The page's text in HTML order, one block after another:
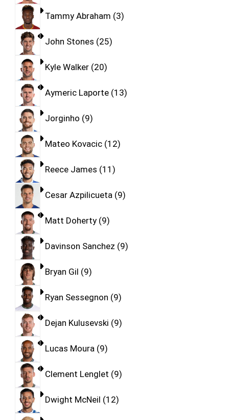
Tammy Abraham 3
John Stones 25
Kyle Walker 20
Aymeric Laporte 13
Jorginho 9
Mateo Kovacic 12
Reece James 11
Cesar Azpilicueta 9
Matt Doherty 9
Davinson Sanchez 9
Bryan Gil 9
Ryan Sessegnon 9
Dejan Kulusevski 9
Lucas Moura 9
Clement Lenglet 9
Dwight McNeil 12